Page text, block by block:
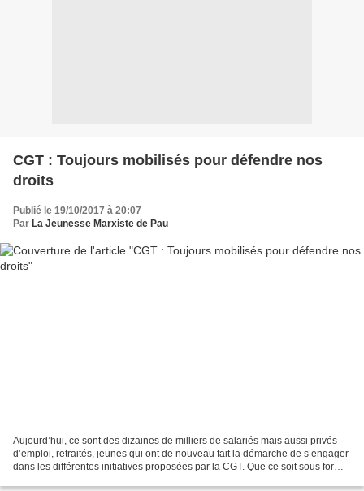
CGT : Toujours mobilisés pour défendre nos
droits
Publié le 19/10/2017 à 20:07
Par La Jeunesse Marxiste de Pau
Aujourd’hui, ce sont des dizaines de milliers de salariés mais aussi privés
d’emploi, retraités, jeunes qui ont de nouveau fait la démarche de s’engager
dans les différentes initiatives proposées par la CGT. Que ce soit sous forme